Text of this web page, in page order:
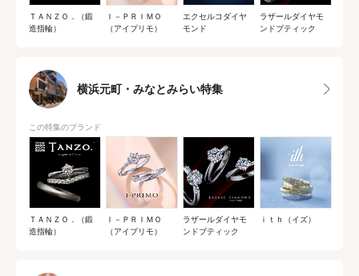
ＴＡＮＺＯ．（鍛
造指輪）
Ｉ－ＰＲＩＭＯ
（アイプリモ）
エクセルコダイヤ
モンド
ラザールダイヤモ
ンドブティック
横浜元町・みなとみらい特集
この特集のブランド
ＴＡＮＺＯ．（鍛
造指輪）
Ｉ－ＰＲＩＭＯ
（アイプリモ）
ラザールダイヤモ
ンドブティック
ｉｔｈ（イズ）